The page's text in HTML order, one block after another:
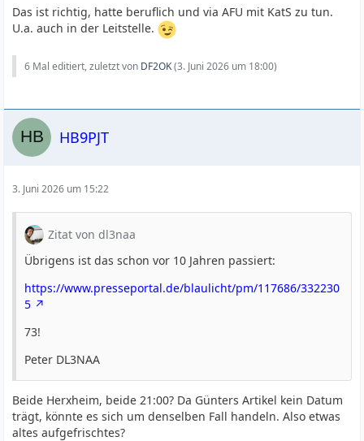
Das ist richtig, hatte beruflich und via AFU mit KatS zu tun.
U.a. auch in der Leitstelle.
6 Mal editiert, zuletzt von DF2OK(3. Juni 2026 um 18:00)
HB9PJT
3. Juni 2026 um 15:22
Zitat von dl3naa
Übrigens ist das schon vor 10 Jahren passiert:
https://www.presseportal.de/blaulicht/pm/117686/332230
5
73!
Peter DL3NAA
Beide Herxheim, beide 21:00? Da Günters Artikel kein Datum
trägt, könnte es sich um denselben Fall handeln. Also etwas
altes aufgefrischtes?